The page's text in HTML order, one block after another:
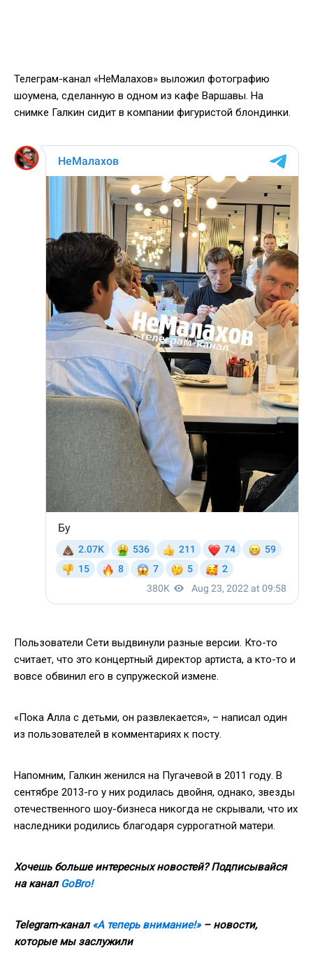
Телеграм-канал «НеМалахов» выложил фотографию
шоумена, сделанную в одном из кафе Варшавы. На
снимке Галкин сидит в компании фигуристой блондинки.
Пользователи Сети выдвинули разные версии. Кто-то
считает, что это концертный директор артиста, а кто-то и
вовсе обвинил его в супружеской измене.
«Пока Алла с детьми, он развлекается», – написал один
из пользователей в комментариях к посту.
Напомним, Галкин женился на Пугачевой в 2011 году. В
сентябре 2013-го у них родилась двойня, однако, звезды
отечественного шоу-бизнеса никогда не скрывали, что их
наследники родились благодаря суррогатной матери.
Хочешь больше интересных новостей? Подписывайся
на канал GoBro!
Telegram-канал «А теперь внимание!»– новости,
которые мы заслужили